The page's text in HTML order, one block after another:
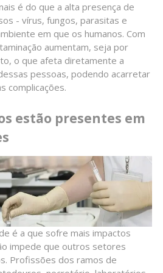
é do que a alta presença de
- vírus, fungos, parasitas e
em que os humanos. Com
aumentam, seja por
o que afeta diretamente a
pessoas, podendo acarretar
complicações.
estão presentes em
é a que sofre mais impactos
impede que outros setores
Profissões dos ramos de